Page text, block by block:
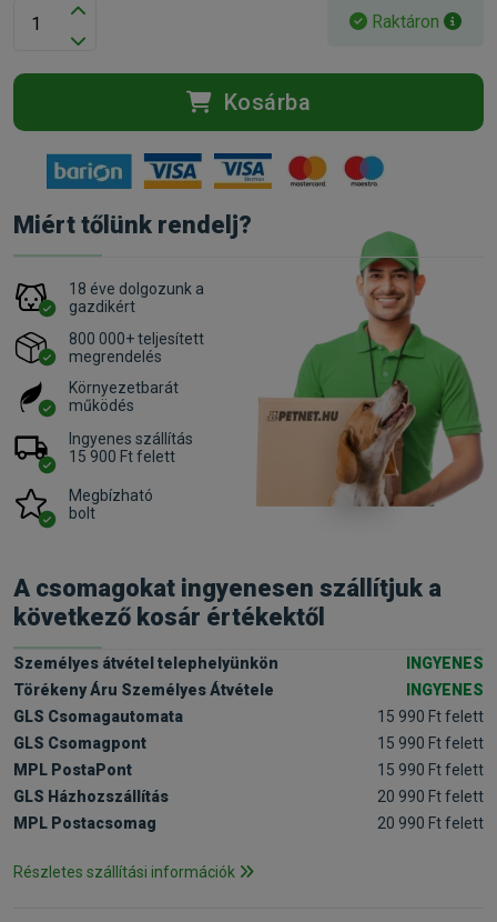
Raktáron
Kosárba
Miért tőlünk rendelj?
18 éve dolgozunk a
gazdikért
800 000+ teljesített
megrendelés
Környezetbarát
működés
Ingyenes szállítás
15 900 Ft felett
Megbízható
bolt
A csomagokat ingyenesen szállítjuk a
következő kosár értékektől
Személyes átvétel telephelyünkön
INGYENES
Törékeny Áru Személyes Átvétele
INGYENES
GLS Csomagautomata
15 990 Ft felett
GLS Csomagpont
15 990 Ft felett
MPL PostaPont
15 990 Ft felett
GLS Házhozszállítás
20 990 Ft felett
MPL Postacsomag
20 990 Ft felett
Részletes szállítási információk